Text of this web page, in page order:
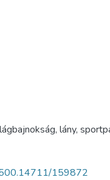
, lány,
159872